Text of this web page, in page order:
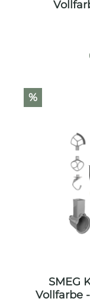
%
SMEG
Vollfarbe